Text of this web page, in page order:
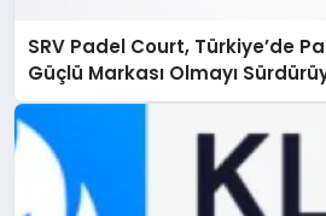
SRV Padel Court, Türkiye’de
Güçlü Markası Olmayı